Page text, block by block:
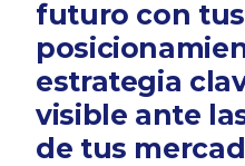
futuro con
estrategia
visible ante
de tus